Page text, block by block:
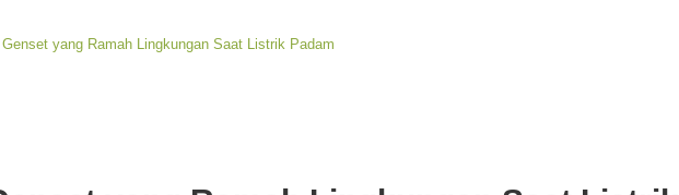
yang Ramah Lingkungan Saat Listrik Padam